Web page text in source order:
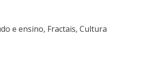
e ensino, Fractais, Cultura